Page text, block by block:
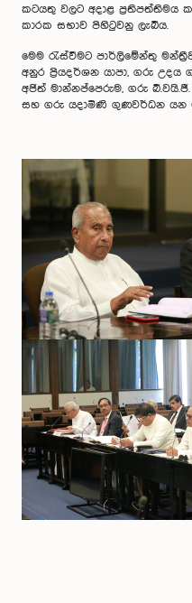
කටයතු වලට අදාළ ප්‍රතිපත්තිමය
කාරක සභාව පිහිටුවනු ලැබීය.
මෙම රැස්වීමට පාර්ලිමේන්තු
අනුර ප්‍රියදර්ශන යාපා, ගරු
අජිත් මාන්නප්පෙරුම, ගරු
සහ ගරු යදාමිණි ගුණවර්ධන යන